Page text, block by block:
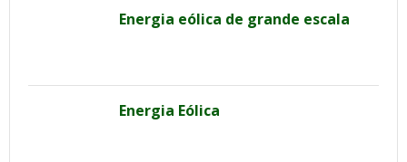
Energia eólica de grande escala
Energia Eólica